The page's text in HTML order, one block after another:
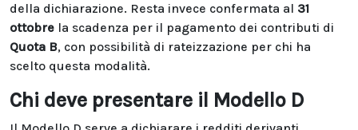
della dichiarazione. Resta invece confermata al 31
ottobre la scadenza per il pagamento dei contributi di
Quota B, con possibilità di rateizzazione per chi ha
scelto questa modalità.
Chi deve presentare il Modello D